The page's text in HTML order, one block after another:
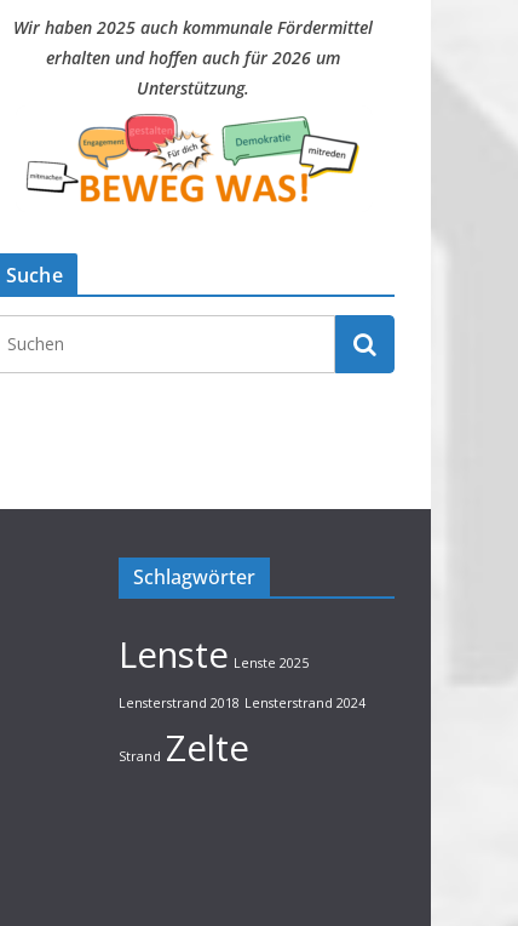
Wir haben 2025 auch kommunale Fördermittel
erhalten und hoffen auch für 2026 um
Unterstützung.
Suche
Schlagwörter
Lenste Lenste 2025
Lensterstrand 2018 Lensterstrand 2024
Strand Zelte